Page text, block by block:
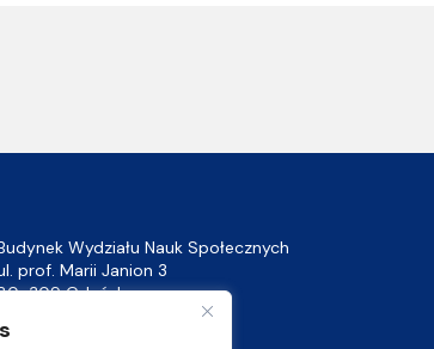
Wydziału Nauk Społecznych
prof. Marii Janion 3
309 Gdańsk